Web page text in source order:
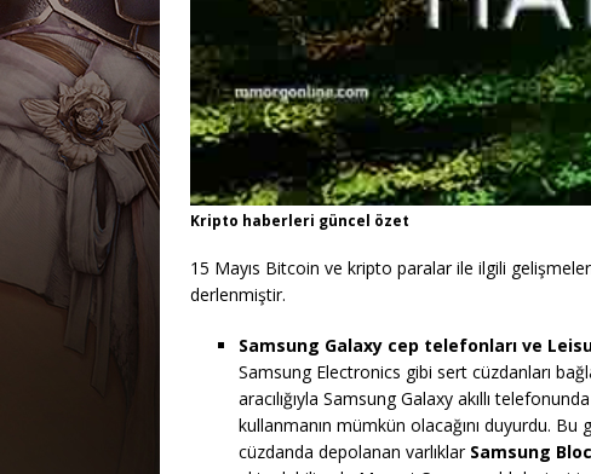
Kripto haberleri güncel özet
15 Mayıs Bitcoin ve kripto paralar ile ilgili
derlenmiştir.
Samsung Galaxy cep telefonları ve
Samsung Electronics gibi sert cüzdanları
aracılığıyla Samsung Galaxy akıllı telefonunda
kullanmanın mümkün olacağını duyurdu. Bu
cüzdanda depolanan varlıklar Samsung